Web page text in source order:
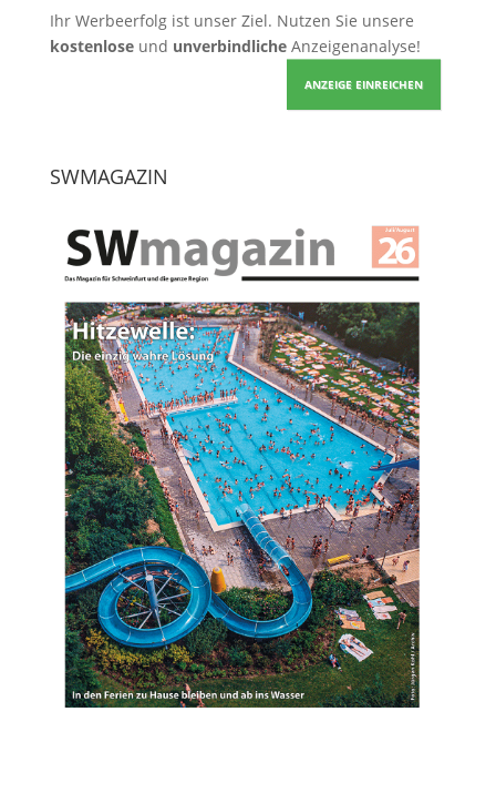
Ihr Werbeerfolg ist unser Ziel. Nutzen Sie unsere
kostenloseund unverbindlicheAnzeigenanalyse!
ANZEIGE EINREICHEN
SWMAGAZIN